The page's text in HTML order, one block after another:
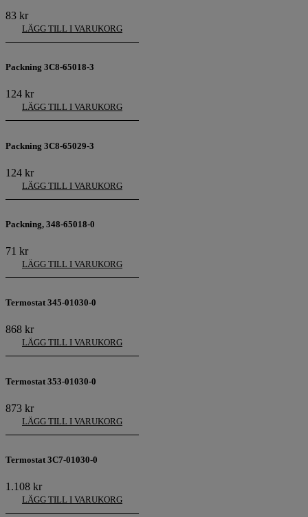
83 kr
LÄGG TILL I VARUKORG
Packning 3C8-65018-3
124 kr
LÄGG TILL I VARUKORG
Packning 3C8-65029-3
124 kr
LÄGG TILL I VARUKORG
Packning, 348-65018-0
71 kr
LÄGG TILL I VARUKORG
Termostat 345-01030-0
868 kr
LÄGG TILL I VARUKORG
Termostat 353-01030-0
873 kr
LÄGG TILL I VARUKORG
Termostat 3C7-01030-0
1.108 kr
LÄGG TILL I VARUKORG